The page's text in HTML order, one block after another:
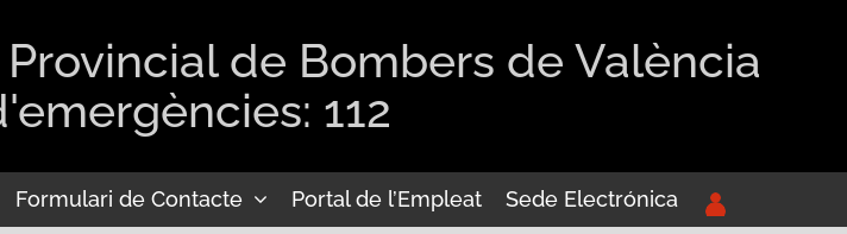
de Bombers de València
112
Formulari de Contacte Portal de l’Empleat Sede Electrónica